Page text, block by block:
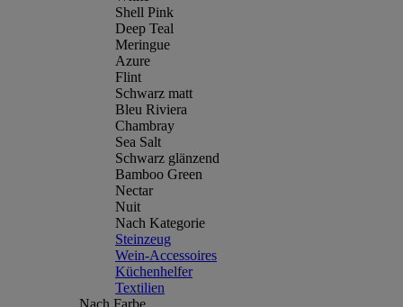
Shell Pink
Deep Teal
Meringue
Azure
Flint
Schwarz matt
Bleu Riviera
Chambray
Sea Salt
Schwarz glänzend
Bamboo Green
Nectar
Nuit
Nach Kategorie
Steinzeug
Wein-Accessoires
Küchenhelfer
Textilien
Nach Farbe